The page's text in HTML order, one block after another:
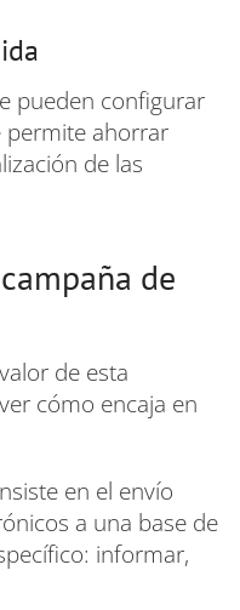
pueden configurar
permite ahorrar
de las
de
de esta
cómo encaja en
en el envío
a una base de
informar,